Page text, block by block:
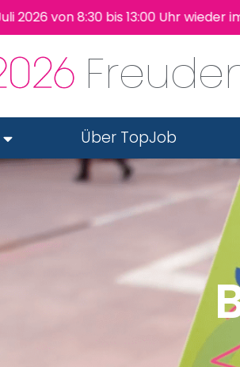
von 8:30 bis 13:00 Uhr wieder
Über TopJob